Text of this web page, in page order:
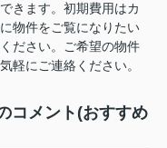
きます。初期費用はカ
物件をご覧になりたい
ださい。ご希望の物件
軽にご連絡ください。
コメント(おすすめ